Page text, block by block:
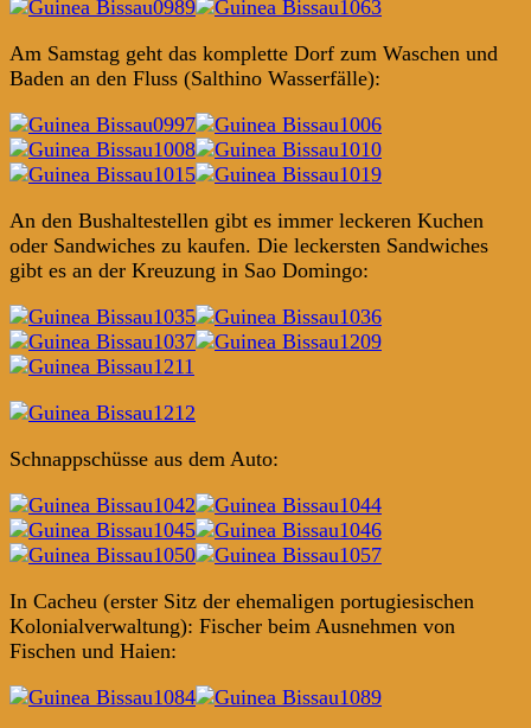
Am Samstag geht das komplette Dorf zum Waschen und
Baden an den Fluss (Salthino Wasserfälle):
An den Bushaltestellen gibt es immer leckeren Kuchen
oder Sandwiches zu kaufen. Die leckersten Sandwiches
gibt es an der Kreuzung in Sao Domingo:
Schnappschüsse aus dem Auto:
In Cacheu (erster Sitz der ehemaligen portugiesischen
Kolonialverwaltung): Fischer beim Ausnehmen von
Fischen und Haien: